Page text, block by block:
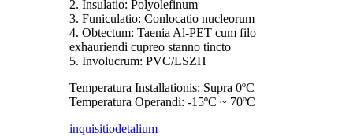
2. Insulatio: Polyolefinum
3. Funiculatio: Conlocatio nucleorum
4. Obtectum: Taenia Al-PET cum filo
exhauriendi cupreo stanno tincto
5. Involucrum: PVC/LSZH
Temperatura Installationis: Supra 0ºC
Temperatura Operandi: -15ºC ~ 70ºC
inquisitiodetalium